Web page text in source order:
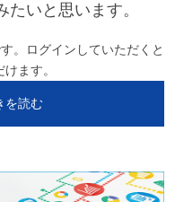
いと思います。
。ログインしていただくと
ます。
を読む